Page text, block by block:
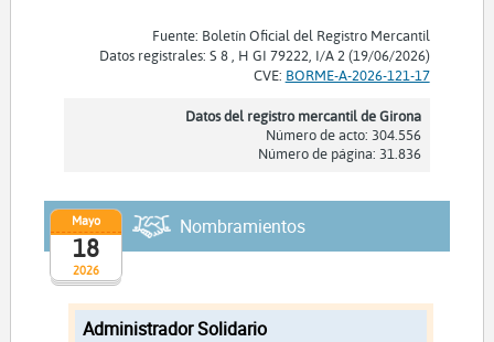
Fuente: Boletín Oficial del Registro Mercantil
Datos registrales: S 8 , H GI 79222, I/A 2 (19/06/2026)
CVE: BORME-A-2026-121-17
Datos del registro mercantil de Girona
Número de acto: 304.556
Número de página: 31.836
2026
Mayo
18
Nombramientos
Administrador Solidario